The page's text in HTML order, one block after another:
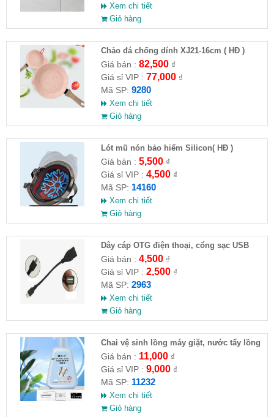
Xem chi tiết
Giỏ hàng
Chảo đá chống dính XJ21-16cm ( HĐ )
Giá bán : 82,500₫
Giá sỉ VIP : 77,000₫
Mã SP: 9280
Xem chi tiết
Giỏ hàng
Lót mũ nón bảo hiểm Silicon( HĐ )
Giá bán : 5,500₫
Giá sỉ VIP : 4,500₫
Mã SP: 14160
Xem chi tiết
Giỏ hàng
Dây cáp OTG điện thoại, cổng sạc USB
Giá bán : 4,500₫
Giá sỉ VIP : 2,500₫
Mã SP: 2963
Xem chi tiết
Giỏ hàng
Chai vệ sinh lồng máy giặt, nước tẩy lồng
máy giặt CLEANING FLUID
Giá bán : 11,000₫
Giá sỉ VIP : 9,000₫
Mã SP: 11232
Xem chi tiết
Giỏ hàng